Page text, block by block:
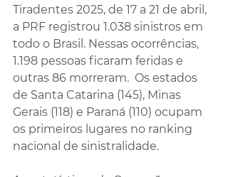
Tiradentes 2025, de 17 a 21 de abril,
a PRF registrou 1.038 sinistros em
todo o Brasil. Nessas ocorrências,
1.198 pessoas ficaram feridas e
outras 86 morreram.  Os estados
de Santa Catarina (145), Minas
Gerais (118) e Paraná (110) ocupam
os primeiros lugares no ranking
nacional de sinistralidade.